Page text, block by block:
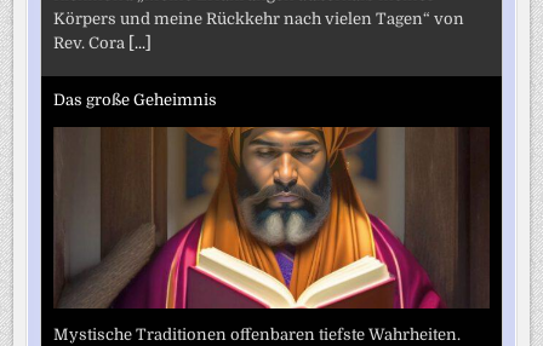
Körpers und meine Rückkehr nach vielen Tagen“ von
Rev. Cora [...]
Das große Geheimnis
Mystische Traditionen offenbaren tiefste Wahrheiten.